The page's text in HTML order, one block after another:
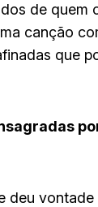
de quem
canção
que
deu